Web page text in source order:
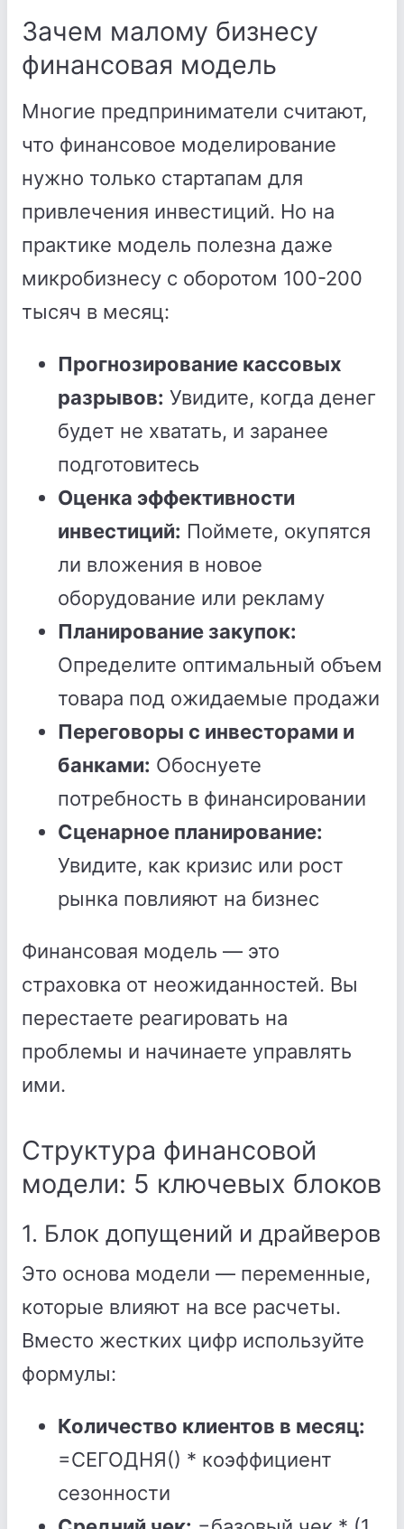
Зачем малому бизнесу
финансовая модель
Многие предприниматели считают,
что финансовое моделирование
нужно только стартапам для
привлечения инвестиций. Но на
практике модель полезна даже
микробизнесу с оборотом 100-200
тысяч в месяц:
Прогнозирование кассовых
разрывов: Увидите, когда денег
будет не хватать, и заранее
подготовитесь
Оценка эффективности
инвестиций: Поймете, окупятся
ли вложения в новое
оборудование или рекламу
Планирование закупок:
Определите оптимальный объем
товара под ожидаемые продажи
Переговоры с инвесторами и
банками: Обоснуете
потребность в финансировании
Сценарное планирование:
Увидите, как кризис или рост
рынка повлияют на бизнес
Финансовая модель — это
страховка от неожиданностей. Вы
перестаете реагировать на
проблемы и начинаете управлять
ими.
Структура финансовой
модели: 5 ключевых блоков
1. Блок допущений и драйверов
Это основа модели — переменные,
которые влияют на все расчеты.
Вместо жестких цифр используйте
формулы:
Количество клиентов в месяц:
=СЕГОДНЯ() * коэффициент
сезонности